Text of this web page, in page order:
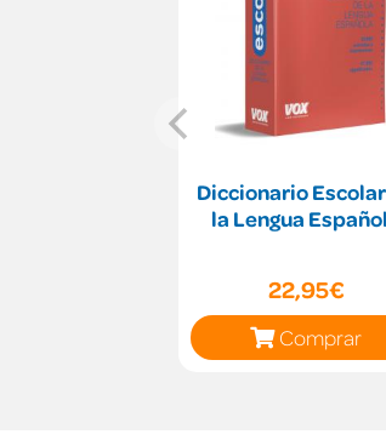
Diccionario
la Lengua
22,95€
Comprar